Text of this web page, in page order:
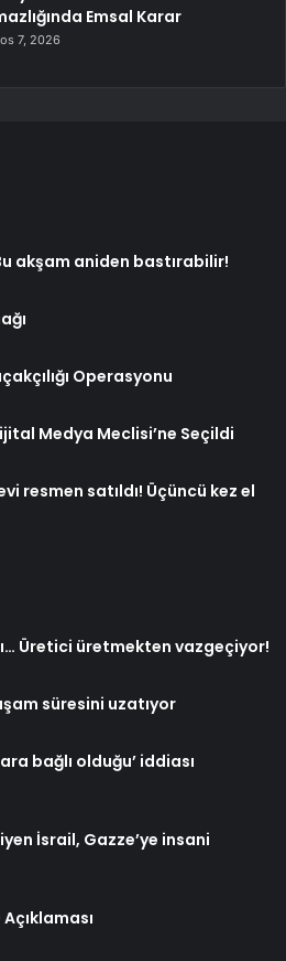
Emsal Karar
7, 2026
akşam aniden bastırabilir!
Operasyonu
Medya Meclisi’ne Seçildi
resmen satıldı! Üçüncü kez el
Üretici üretmekten vazgeçiyor!
süresini uzatıyor
bağlı olduğu’ iddiası
İsrail, Gazze’ye insani